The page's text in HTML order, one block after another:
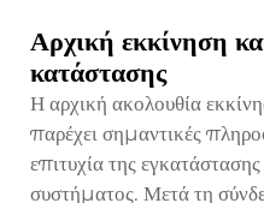
Αρχική εκκίνηση
κατάστασης
Η αρχική ακολουθία
παρέχει σημαντικές
επιτυχία της
συστήματος. Μετά τη